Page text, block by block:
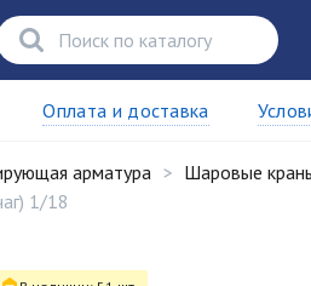
Оплата и доставка
арматура Шаровые
1/18